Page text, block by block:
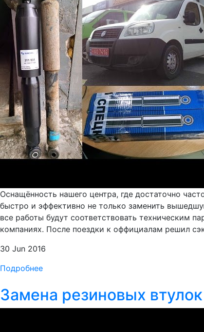
Оснащённость нашего центра, где достаточно
быстро и эффективно не только заменить
все работы будут соответствовать техническим
компаниях. После поездки к оффициалам решил
30 Jun 2016
Подробнее
Замена резиновых